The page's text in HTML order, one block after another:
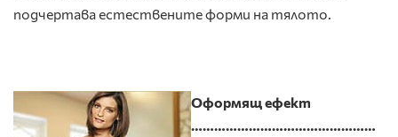
подчертава естествените форми на тялото.
Оформящ ефект
…………………………………………